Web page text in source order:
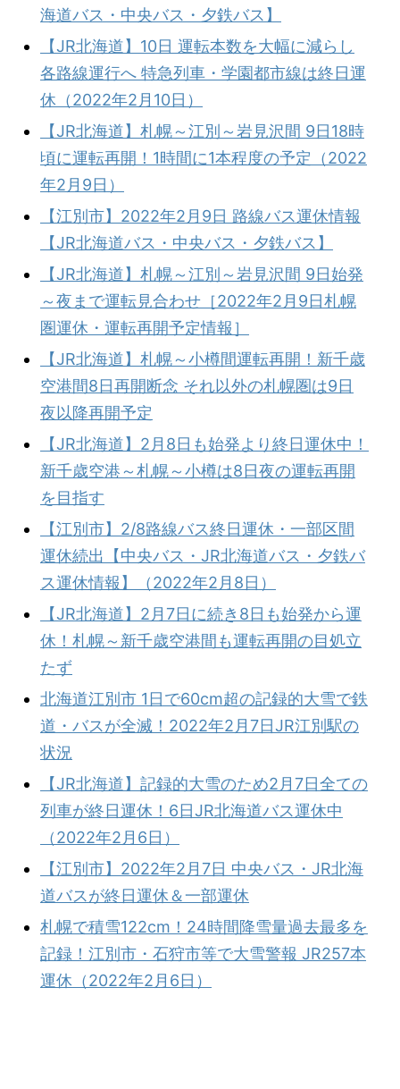
海道バス・中央バス・夕鉄バス】
【JR北海道】10日 運転本数を大幅に減らし
各路線運行へ 特急列車・学園都市線は終日運
休（2022年2月10日）
【JR北海道】札幌～江別～岩見沢間 9日18時
頃に運転再開！1時間に1本程度の予定（2022
年2月9日）
【江別市】2022年2月9日 路線バス運休情報
【JR北海道バス・中央バス・夕鉄バス】
【JR北海道】札幌～江別～岩見沢間 9日始発
～夜まで運転見合わせ［2022年2月9日札幌
圏運休・運転再開予定情報］
【JR北海道】札幌～小樽間運転再開！新千歳
空港間8日再開断念 それ以外の札幌圏は9日
夜以降再開予定
【JR北海道】2月8日も始発より終日運休中！
新千歳空港～札幌～小樽は8日夜の運転再開
を目指す
【江別市】2/8路線バス終日運休・一部区間
運休続出【中央バス・JR北海道バス・夕鉄バ
ス運休情報】（2022年2月8日）
【JR北海道】2月7日に続き8日も始発から運
休！札幌～新千歳空港間も運転再開の目処立
たず
北海道江別市 1日で60cm超の記録的大雪で鉄
道・バスが全滅！2022年2月7日JR江別駅の
状況
【JR北海道】記録的大雪のため2月7日全ての
列車が終日運休！6日JR北海道バス運休中
（2022年2月6日）
【江別市】2022年2月7日 中央バス・JR北海
道バスが終日運休＆一部運休
札幌で積雪122cm！24時間降雪量過去最多を
記録！江別市・石狩市等で大雪警報 JR257本
運休（2022年2月6日）